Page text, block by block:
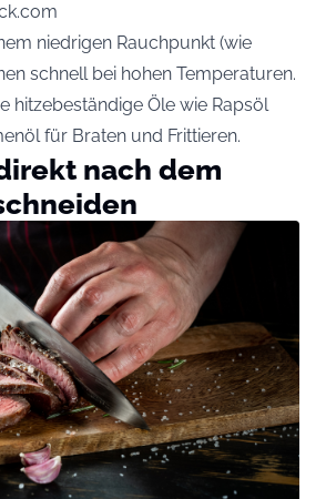
niedrigen Rauchpunkt (wie
schnell bei hohen Temperaturen.
hitzebeständige Öle wie Rapsöl
für Braten und Frittieren.
nach dem